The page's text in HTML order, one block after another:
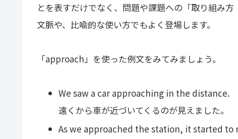
とを表すだけでなく、問題や課題への「取り組み
文脈や、比喩的な使い方でもよく登場します。
「approach」を使った例文をみてみましょう。
We saw a car approaching in the distance.
遠くから車が近づいてくるのが見えました。
As we approached the station, it started to